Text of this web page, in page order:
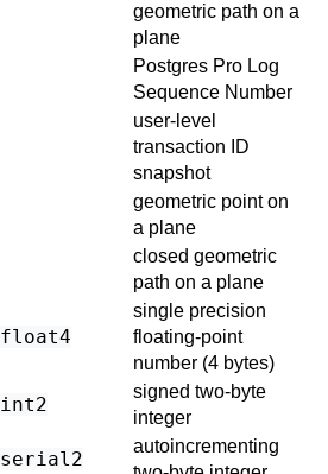
geometric path on a
plane
Postgres Pro Log
Sequence Number
user-level
transaction ID
snapshot
geometric point on
a plane
closed geometric
path on a plane
float4
single precision
floating-point
number (4 bytes)
int2
signed two-byte
integer
serial2
autoincrementing